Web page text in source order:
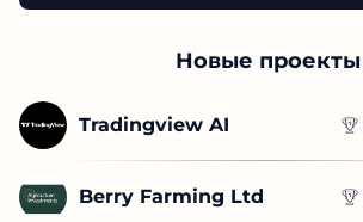
Новые проекты
Tradingview AI
Berry Farming Ltd